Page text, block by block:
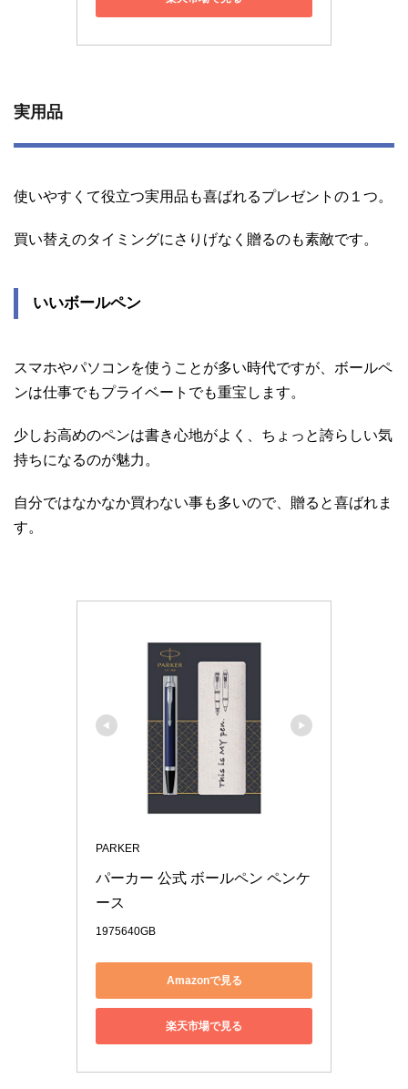
実用品
使いやすくて役立つ実用品も喜ばれるプレゼントの１つ。
買い替えのタイミングにさりげなく贈るのも素敵です。
いいボールペン
スマホやパソコンを使うことが多い時代ですが、ボールペ
ンは仕事でもプライベートでも重宝します。
少しお高めのペンは書き心地がよく、ちょっと誇らしい気
持ちになるのが魅力。
自分ではなかなか買わない事も多いので、贈ると喜ばれま
す。
PARKER
パーカー 公式 ボールペン ペンケ
ース
1975640GB
Amazonで見る
楽天市場で見る